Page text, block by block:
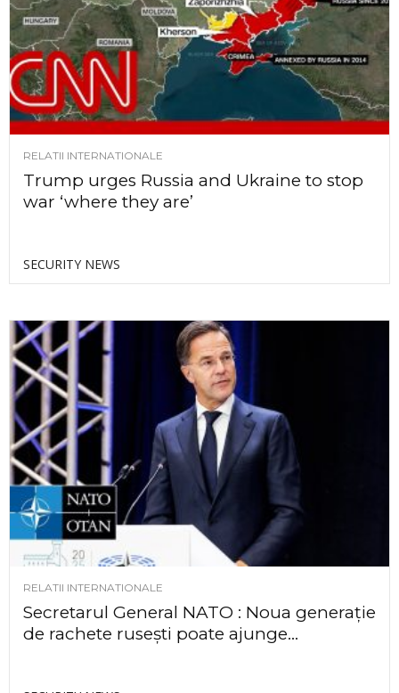
RELATII INTERNATIONALE
Trump urges Russia and Ukraine to stop
war ‘where they are’
SECURITY NEWS
RELATII INTERNATIONALE
Secretarul General NATO : Noua generație
de rachete rusești poate ajunge...